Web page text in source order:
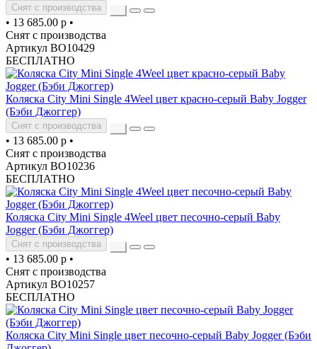
Снят с производства
• 13 685.00 р •
Снят с производства
Артикул ВО10429
БЕСПЛАТНО
Коляска City Mini Single 4Weel цвет красно-серый Baby Jogger
(Бэби Джоггер)
Снят с производства
• 13 685.00 р •
Снят с производства
Артикул ВО10236
БЕСПЛАТНО
Коляска City Mini Single 4Weel цвет песочно-серый Baby
Jogger (Бэби Джоггер)
Снят с производства
• 13 685.00 р •
Снят с производства
Артикул ВО10257
БЕСПЛАТНО
Коляска City Mini Single цвет песочно-серый Baby Jogger (Бэби